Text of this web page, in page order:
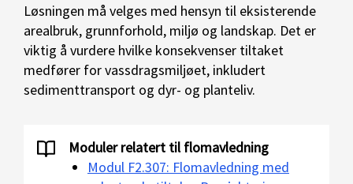
Løsningen må velges med hensyn til eksisterende
arealbruk, grunnforhold, miljø og landskap. Det er
viktig å vurdere hvilke konsekvenser tiltaket
medfører for vassdragsmiljøet, inkludert
sedimenttransport og dyr- og planteliv.
Moduler relatert til flomavledning
Modul F2.307: Flomavledning med